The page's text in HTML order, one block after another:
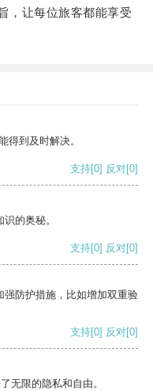
让每位旅客都能享受
得到及时解决。
支持[0] 反对[0]
的奥秘。
支持[0] 反对[0]
强防护措施，比如增加双重验
支持[0] 反对[0]
无限的隐私和自由。